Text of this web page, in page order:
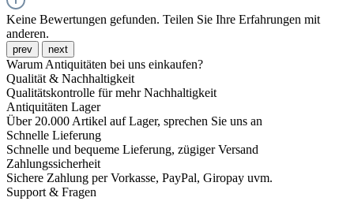
Keine Bewertungen gefunden. Teilen Sie Ihre Erfahrungen mit
anderen.
prev next
Warum Antiquitäten bei uns einkaufen?
Qualität & Nachhaltigkeit
Qualitätskontrolle für mehr Nachhaltigkeit
Antiquitäten Lager
Über 20.000 Artikel auf Lager, sprechen Sie uns an
Schnelle Lieferung
Schnelle und bequeme Lieferung, zügiger Versand
Zahlungssicherheit
Sichere Zahlung per Vorkasse, PayPal, Giropay uvm.
Support & Fragen